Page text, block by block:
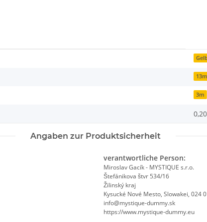
3m
0,20
Angaben zur Produktsicherheit
verantwortliche Person:
Miroslav Gacík - MYSTIQUE s.r.o.
Štefánikova štvr 534/16
Žilinský kraj
Kysucké Nové Mesto, Slowakei, 024
info@mystique-dummy.sk
https://www.mystique-dummy.eu